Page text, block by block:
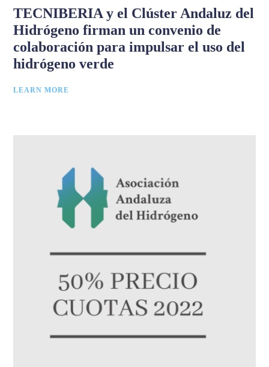
TECNIBERIA y el Clúster Andaluz del
Hidrógeno firman un convenio de
colaboración para impulsar el uso del
hidrógeno verde
LEARN MORE